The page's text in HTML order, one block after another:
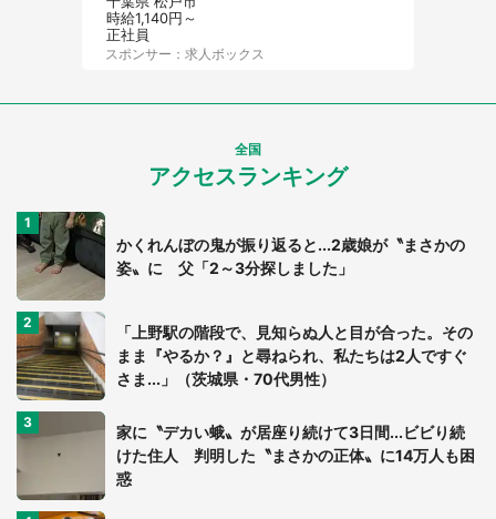
時給1,140円～
正社員
スポンサー：求人ボックス
全国
アクセスランキング
かくれんぼの鬼が振り返ると...2歳娘が〝まさかの
姿〟に 父「2～3分探しました」
「上野駅の階段で、見知らぬ人と目が合った。その
まま『やるか？』と尋ねられ、私たちは2人ですぐ
さま...」（茨城県・70代男性）
家に〝デカい蛾〟が居座り続けて3日間...ビビり続
けた住人 判明した〝まさかの正体〟に14万人も困
惑